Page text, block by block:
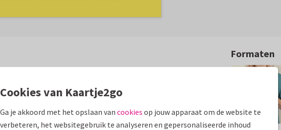
een collage kaart met 6 foto's,
foto te vervangen.
te passen
Formaten
Cookies van Kaartje2go
Ga je akkoord met het opslaan van cookies op jouw apparaat om de website te
verbeteren, het websitegebruik te analyseren en gepersonaliseerde inhoud